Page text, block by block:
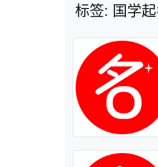
标签: 国学